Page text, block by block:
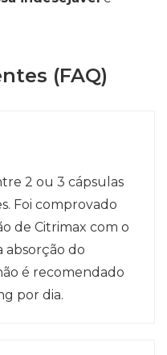
(FAQ)
2 ou 3 cápsulas
Foi comprovado
de Citrimax com o
absorção do
é recomendado
por dia.